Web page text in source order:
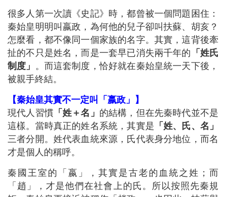
很多人第一次讀《史記》時，都曾被一個問題困住：
秦始皇明明叫嬴政，為何他的兒子卻叫扶蘇、胡亥？
怎麼看，都不像同一個家族的名字。其實，這背後牽
扯的不只是姓名，而是一套早已消失兩千年的 「姓氏
制度」
。而這套制度，恰好就在秦始皇統一天下後，
被親手終結。
【秦始皇其實不一定叫「嬴政」】
現代人習慣「姓＋名」 的結構，但在先秦時代並不是
這樣。當時真正的姓名系統，其實是 「姓、氏、名」
三者分開。姓代表血統來源，氏代表身分地位，而名
才是個人的稱呼。
秦國王室的「嬴」，其實是古老的血統之姓；而
「趙」，才是他們在社會上的氏。所以按照先秦規